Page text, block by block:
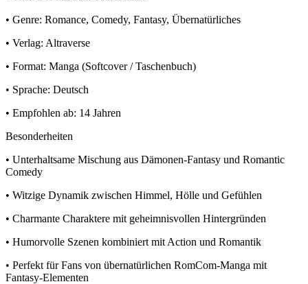
• Genre: Romance, Comedy, Fantasy, Übernatürliches
• Verlag: Altraverse
• Format: Manga (Softcover / Taschenbuch)
• Sprache: Deutsch
• Empfohlen ab: 14 Jahren
Besonderheiten
• Unterhaltsame Mischung aus Dämonen-Fantasy und Romantic
Comedy
• Witzige Dynamik zwischen Himmel, Hölle und Gefühlen
• Charmante Charaktere mit geheimnisvollen Hintergründen
• Humorvolle Szenen kombiniert mit Action und Romantik
• Perfekt für Fans von übernatürlichen RomCom-Manga mit
Fantasy-Elementen